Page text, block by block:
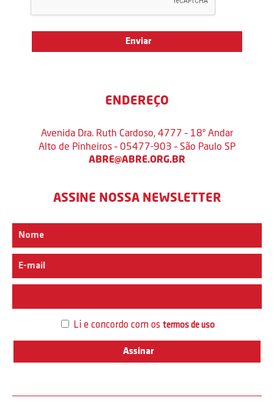
ENDEREÇO
Avenida Dra. Ruth Cardoso, 4777 – 18º Andar
Alto de Pinheiros – 05477-903 – São Paulo SP
ABRE@ABRE.ORG.BR
ASSINE NOSSA NEWSLETTER
Li e concordo com os termos de uso